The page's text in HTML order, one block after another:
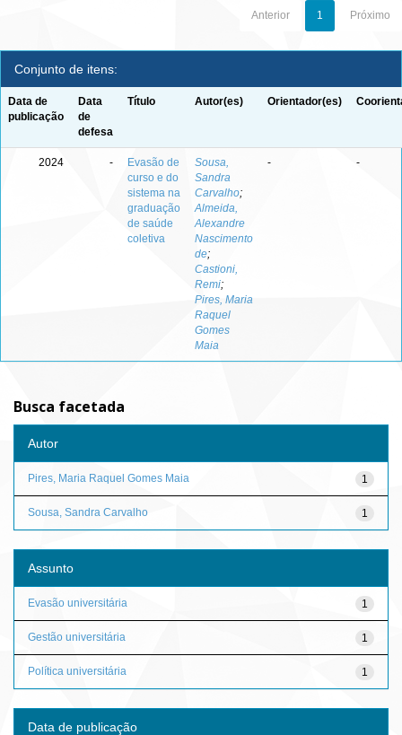
Anterior 1 Próximo
Conjunto de itens:
Data de
publicação
Data
de
defesa
Título Autor(es) Orientador(es)
2024 -
Evasão de
curso e do
sistema na
graduação
de saúde
coletiva
Sousa,
Sandra
Carvalho;
Almeida,
Alexandre
Nascimento
de;
Castioni,
Remi;
Pires, Maria
Raquel
Gomes
Maia
- -
Busca facetada
Autor
1
Pires, Maria Raquel Gomes Maia
1
Sousa, Sandra Carvalho
Assunto
1
Evasão universitária
1
Gestão universitária
1
Política universitária
Data de publicação